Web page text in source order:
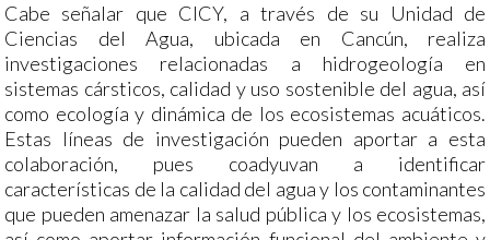
Cabe señalar que CICY, a través de su Unidad de
Ciencias del Agua, ubicada en Cancún, realiza
investigaciones relacionadas a hidrogeología en
sistemas cársticos, calidad y uso sostenible del agua, así
como ecología y dinámica de los ecosistemas acuáticos.
Estas líneas de investigación pueden aportar a esta
colaboración, pues coadyuvan a identificar
características de la calidad del agua y los contaminantes
que pueden amenazar la salud pública y los ecosistemas,